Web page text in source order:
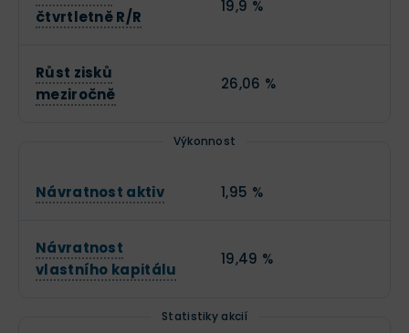
čtvrtletně R/R
19,9 %
Růst zisků
meziročně
26,06 %
Výkonnost
Návratnost aktiv 1,95 %
Návratnost
vlastního kapitálu
19,49 %
Statistiky akcií